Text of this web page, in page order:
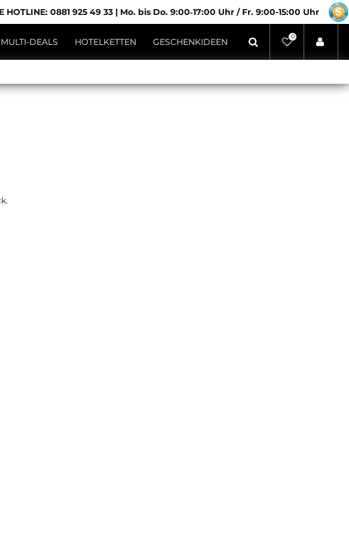
HOTLINE: 0881 925 49 33 | Mo. bis Do. 9:00‑17:00 Uhr / Fr. 9:00-15:00 Uhr
MULTI-DEALS HOTELKETTEN GESCHENKIDEEN 0